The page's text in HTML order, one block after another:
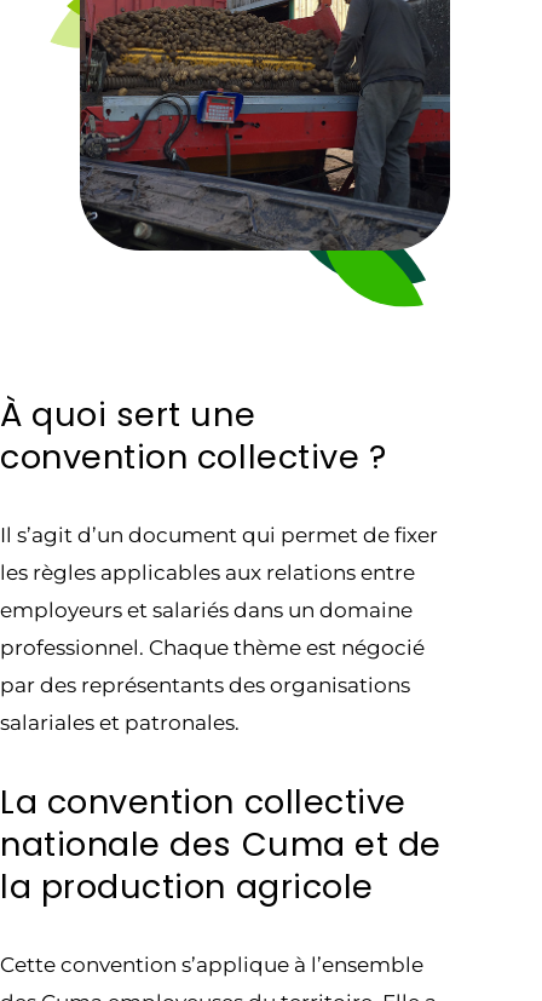
À quoi sert une
convention collective ?
Il s’agit d’un document qui permet de fixer
les règles applicables aux relations entre
employeurs et salariés dans un domaine
professionnel. Chaque thème est négocié
par des représentants des organisations
salariales et patronales.
La convention collective
nationale des Cuma et de
la production agricole
Cette convention s’applique à l’ensemble